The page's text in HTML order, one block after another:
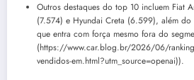
Outros destaques do top 10 incluem Fiat
(7.574) e Hyundai Creta (6.599), além
que entra com força mesmo fora do
(https://www.car.blog.br/2026/06/
vendidos-em.html?utm_source=openai)).